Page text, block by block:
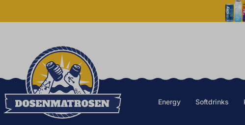
Energy Softdrinks